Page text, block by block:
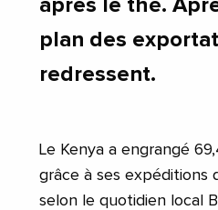
après le thé.
plan des
redressent.
Le Kenya a engrangé
grâce à ses expéditions
selon le quotidien local